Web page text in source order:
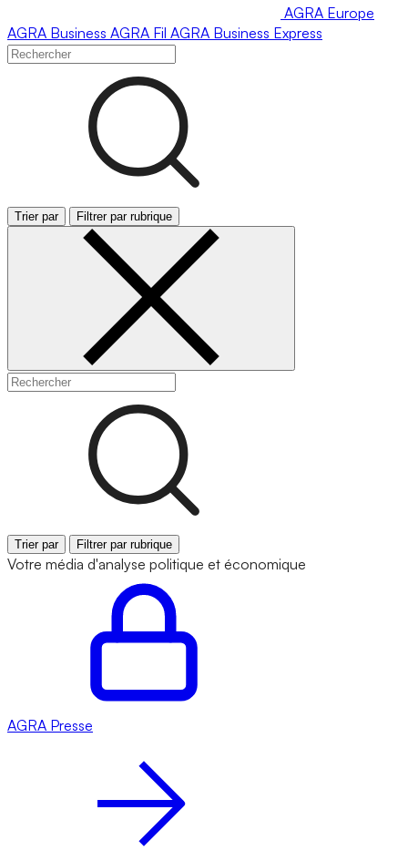
AGRA Europe
AGRA Business AGRA Fil AGRA Business Express
Trier par Filtrer par rubrique
Trier par Filtrer par rubrique
Votre média d'analyse politique et économique
AGRA Presse